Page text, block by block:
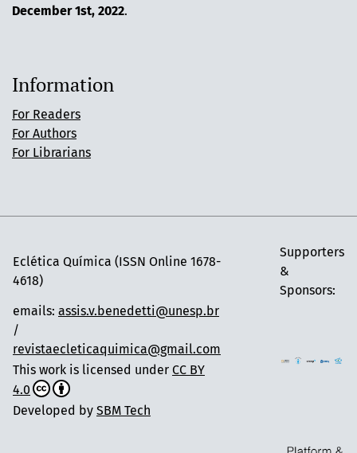
December 1st, 2022.
Information
For Readers
For Authors
For Librarians
Eclética Química (ISSN Online 1678-
4618)
Supporters
&
Sponsors:
emails: assis.v.benedetti@unesp.br
/
revistaecleticaquimica@gmail.com
This work is licensed under CC BY
4.0
Developed by SBM Tech